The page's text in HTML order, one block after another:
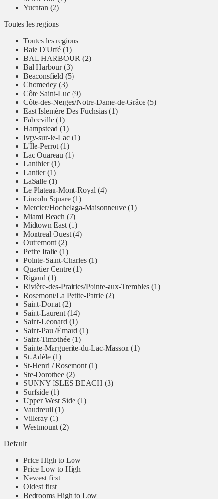
Yucatan (2)
Toutes les regions
Toutes les regions
Baie D'Urfé (1)
BAL HARBOUR (2)
Bal Harbour (3)
Beaconsfield (5)
Chomedey (3)
Côte Saint-Luc (9)
Côte-des-Neiges/Notre-Dame-de-Grâce (5)
East Islemère Des Fuchsias (1)
Fabreville (1)
Hampstead (1)
Ivry-sur-le-Lac (1)
L'Île-Perrot (1)
Lac Ouareau (1)
Lanthier (1)
Lantier (1)
LaSalle (1)
Le Plateau-Mont-Royal (4)
Lincoln Square (1)
Mercier/Hochelaga-Maisonneuve (1)
Miami Beach (7)
Midtown East (1)
Montreal Ouest (4)
Outremont (2)
Petite Italie (1)
Pointe-Saint-Charles (1)
Quartier Centre (1)
Rigaud (1)
Rivière-des-Prairies/Pointe-aux-Trembles (1)
Rosemont/La Petite-Patrie (2)
Saint-Donat (2)
Saint-Laurent (14)
Saint-Léonard (1)
Saint-Paul/Émard (1)
Saint-Timothée (1)
Sainte-Marguerite-du-Lac-Masson (1)
St-Adèle (1)
St-Henri / Rosemont (1)
Ste-Dorothee (2)
SUNNY ISLES BEACH (3)
Surfside (1)
Upper West Side (1)
Vaudreuil (1)
Villeray (1)
Westmount (2)
Default
Price High to Low
Price Low to High
Newest first
Oldest first
Bedrooms High to Low